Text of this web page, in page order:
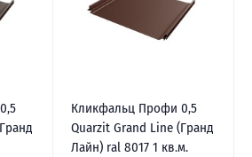
Кликфальц Профи 0,5
Quarzit Grand Line (Гранд
Лайн) ral 8017 1 кв.м.